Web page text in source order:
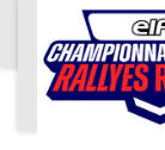
ACCUEIL
ACTUS